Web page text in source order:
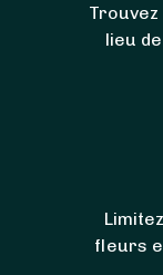
lieu
fleurs